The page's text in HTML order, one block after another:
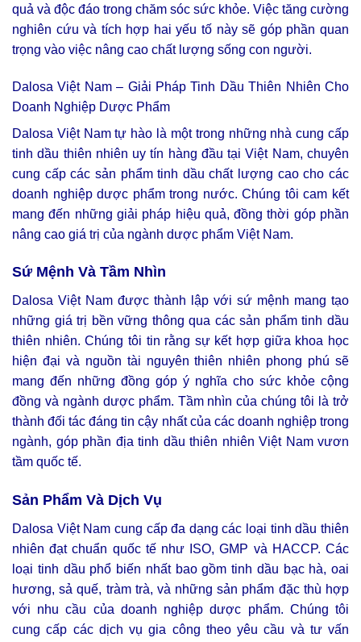
quả và độc đáo trong chăm sóc sức khỏe. Việc tăng cường
nghiên cứu và tích hợp hai yếu tố này sẽ góp phần quan
trọng vào việc nâng cao chất lượng sống con người.
Dalosa Việt Nam – Giải Pháp Tinh Dầu Thiên Nhiên Cho
Doanh Nghiệp Dược Phẩm
Dalosa Việt Nam tự hào là một trong những nhà cung cấp
tinh dầu thiên nhiên uy tín hàng đầu tại Việt Nam, chuyên
cung cấp các sản phẩm tinh dầu chất lượng cao cho các
doanh nghiệp dược phẩm trong nước. Chúng tôi cam kết
mang đến những giải pháp hiệu quả, đồng thời góp phần
nâng cao giá trị của ngành dược phẩm Việt Nam.
Sứ Mệnh Và Tầm Nhìn
Dalosa Việt Nam được thành lập với sứ mệnh mang tạo
những giá trị bền vững thông qua các sản phẩm tinh dầu
thiên nhiên. Chúng tôi tin rằng sự kết hợp giữa khoa học
hiện đại và nguồn tài nguyên thiên nhiên phong phú sẽ
mang đến những đồng góp ý nghĩa cho sức khỏe cộng
đồng và ngành dược phẩm. Tầm nhìn của chúng tôi là trở
thành đối tác đáng tin cậy nhất của các doanh nghiệp trong
ngành, góp phần địa tinh dầu thiên nhiên Việt Nam vươn
tầm quốc tế.
Sản Phẩm Và Dịch Vụ
Dalosa Việt Nam cung cấp đa dạng các loại tinh dầu thiên
nhiên đạt chuẩn quốc tế như ISO, GMP và HACCP. Các
loại tinh dầu phổ biến nhất bao gồm tinh dầu bạc hà, oai
hương, sả quế, tràm trà, và những sản phẩm đặc thù hợp
với nhu cầu của doanh nghiệp dược phẩm. Chúng tôi
cung cấp các dịch vụ gia công theo yêu cầu và tư vấn